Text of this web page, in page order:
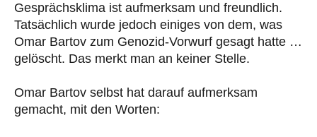
Gesprächsklima ist aufmerksam und freundlich.
Tatsächlich wurde jedoch einiges von dem, was
Omar Bartov zum Genozid-Vorwurf gesagt hatte …
gelöscht. Das merkt man an keiner Stelle.
Omar Bartov selbst hat darauf aufmerksam
gemacht, mit den Worten: